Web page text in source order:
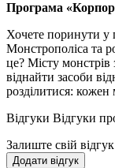
Програма
Хочете поринути у
Монстрополіса та
це? Місту
віднайти засоби
розділитися:
Відгуки Відгуки
Залиште свій відгук
Додати відгук